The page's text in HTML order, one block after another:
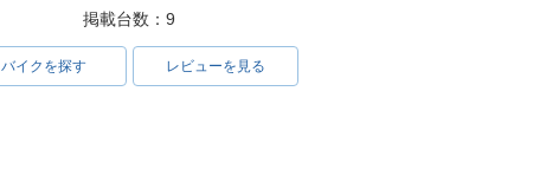
掲載台数：9
バイクを探す レビューを見る